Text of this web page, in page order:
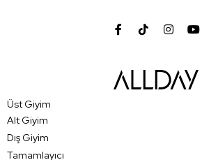
Üst Giyim
Alt Giyim
Dış Giyim
Tamamlayıcı